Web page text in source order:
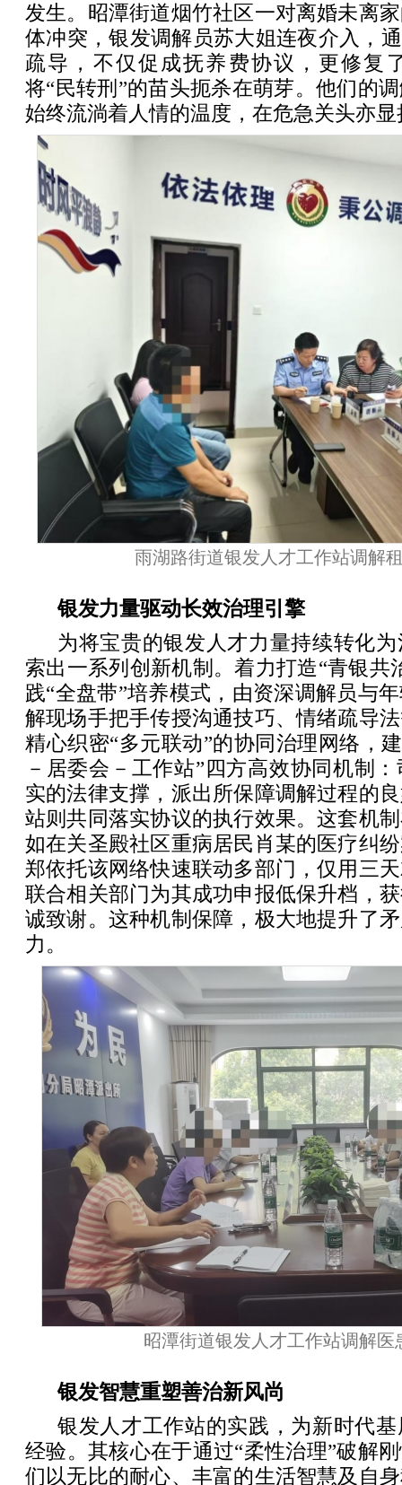
发生。昭潭街道烟竹社区一对离婚未离
体冲突，银发调解员苏大姐连夜介入，
疏导，不仅促成抚养费协议，更修复
将“民转刑”的苗头扼杀在萌芽。他们的
始终流淌着人情的温度，在危急关头亦显
雨湖路街道银发人才工作站调解
银发力量驱动长效治理引擎
为将宝贵的银发人才力量持续转化
索出一系列创新机制。着力打造“青银共
践“全盘带”培养模式，由资深调解员与
解现场手把手传授沟通技巧、情绪疏导
精心织密“多元联动”的协同治理网络，
－居委会－工作站”四方高效协同机制
实的法律支撑，派出所保障调解过程的
站则共同落实协议的执行效果。这套机
如在关圣殿社区重病居民肖某的医疗纠
郑依托该网络快速联动多部门，仅用三
联合相关部门为其成功申报低保升档，
诚致谢。这种机制保障，极大地提升了
力。
昭潭街道银发人才工作站调解医
银发智慧重塑善治新风尚
银发人才工作站的实践，为新时代
经验。其核心在于通过“柔性治理”破解
们以无比的耐心、丰富的生活智慧及自